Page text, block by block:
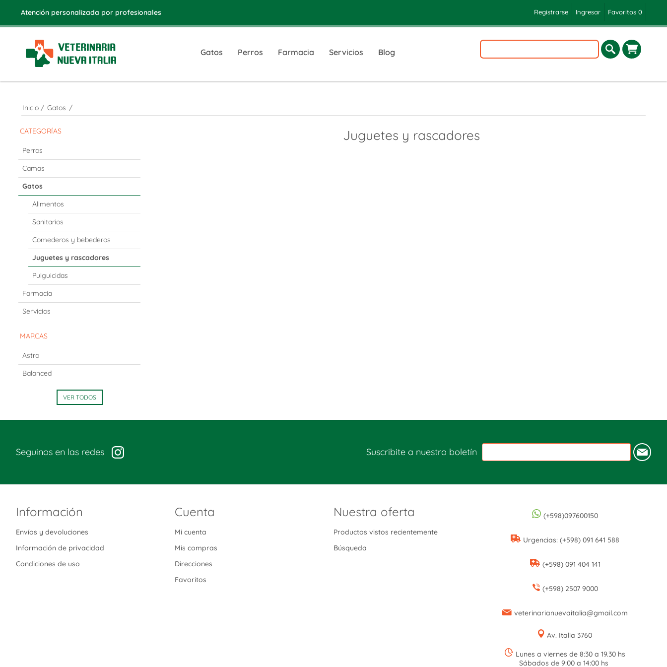
Registrarse Ingresar Favoritos 0
Atención personalizada por profesionales
Gatos Perros Farmacia Servicios Blog
Inicio / Gatos /
Juguetes y rascadores
CATEGORÍAS
Perros
Camas
Gatos
Alimentos
Sanitarios
Comederos y bebederos
Juguetes y rascadores
Pulguicidas
Farmacia
Servicios
MARCAS
Astro
Balanced
VER TODOS
Seguinos en las redes Suscribite a nuestro boletín
Información
Envíos y devoluciones
Información de privacidad
Condiciones de uso
Cuenta
Mi cuenta
Mis compras
Direcciones
Favoritos
Nuestra oferta
Productos vistos recientemente
Búsqueda
(+598)097600150
Urgencias: (+598) 091 641 588
(+598) 091 404 141
(+598) 2507 9000
veterinarianuevaitalia@gmail.com
Av. Italia 3760
Lunes a viernes de 8:30 a 19.30 hs
Sábados de 9:00 a 14:00 hs